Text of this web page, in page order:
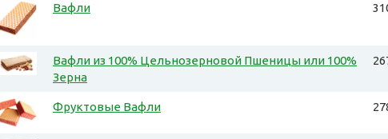
Вафли
Вафли из 100% Цельнозерновой Пшеницы или 100%
Зерна
Фруктовые Вафли